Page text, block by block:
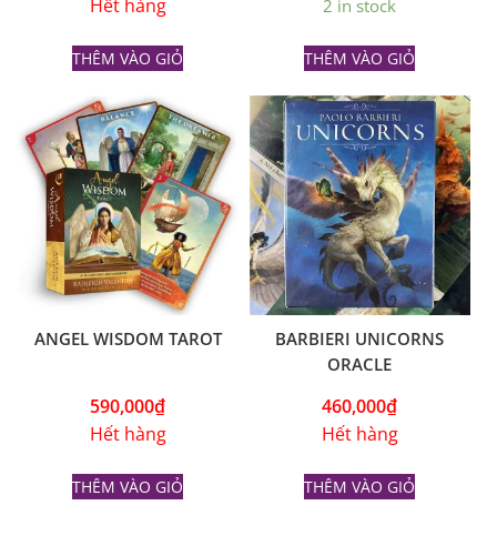
Hết hàng
THÊM VÀO GIỎ
2 in stock
THÊM VÀO GIỎ
ANGEL WISDOM TAROT
590,000₫
Hết hàng
THÊM VÀO GIỎ
BARBIERI UNICORNS
ORACLE
460,000₫
Hết hàng
THÊM VÀO GIỎ